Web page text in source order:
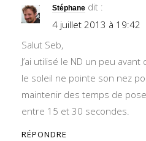
Stéphane dit :
4 juillet 2013 à 19:42
Salut Seb,
J’ai utilisé le ND un peu avant
le soleil ne pointe son nez
maintenir des temps de pose
entre 15 et 30 secondes.
RÉPONDRE